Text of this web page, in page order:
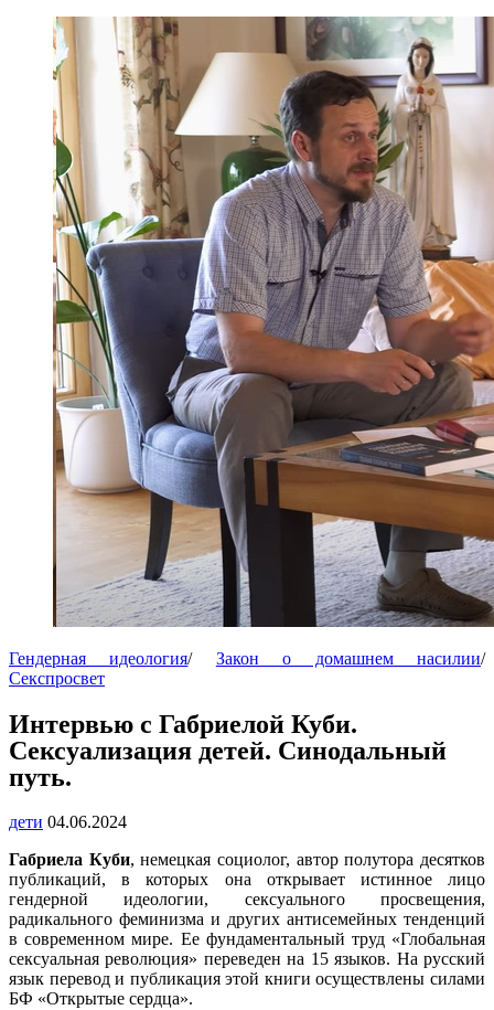
Гендерная идеология/ Закон о домашнем насилии/
Секспросвет
Интервью с Габриелой Куби.
Сексуализация детей. Синодальный
путь.
дети 04.06.2024
Габриела Куби, немецкая социолог, автор полутора десятков
публикаций, в которых она открывает истинное лицо
гендерной идеологии, сексуального просвещения,
радикального феминизма и других антисемейных тенденций
в современном мире. Ее фундаментальный труд «Глобальная
сексуальная революция» переведен на 15 языков. На русский
язык перевод и публикация этой книги осуществлены силами
БФ «Открытые сердца».